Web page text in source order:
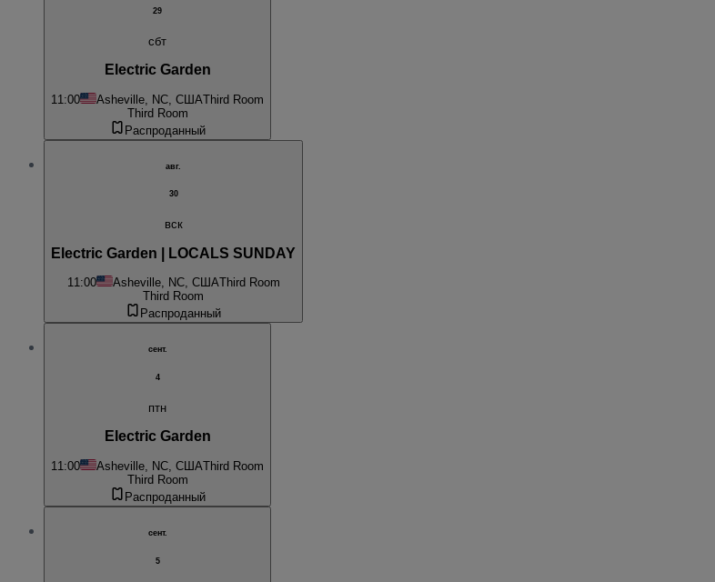
29
сбт
Electric Garden
11:00 Asheville, NC, СШАThird Room
Third Room
Распроданный
авг.
30
вск
Electric Garden | LOCALS SUNDAY
11:00 Asheville, NC, СШАThird Room
Third Room
Распроданный
сент.
4
птн
Electric Garden
11:00 Asheville, NC, СШАThird Room
Third Room
Распроданный
сент.
5